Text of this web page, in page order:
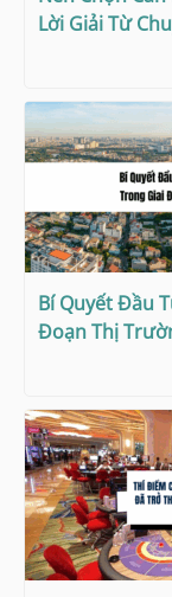
Lời Giải Từ
Bí Quyết Đầu
Đoạn Thị